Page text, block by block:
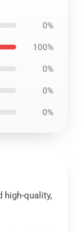
0%
100%
0%
0%
0%
high-quality,